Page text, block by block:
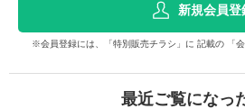
新規会員登
※会員登録には、「特別販売チラシ」に 記載の 「会
最近ご覧になっ